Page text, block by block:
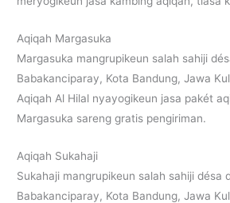
Aqiqah Margasuka
Margasuka mangrupikeun salah sahiji
Babakanciparay, Kota Bandung, Jawa
Aqiqah Al Hilal nyayogikeun jasa pakét
Margasuka sareng gratis pengiriman.
Aqiqah Sukahaji
Sukahaji mangrupikeun salah sahiji désa
Babakanciparay, Kota Bandung, Jawa